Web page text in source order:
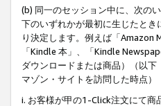
(b) 同一のセッション中に、次の
下のいずれかが最初に生じたと
り決定します。例えば「Amazon
「Kindle 本」、「Kindle
ダウンロードまたは商品）（以下
マゾン・サイトを訪問した時点）
i. お客様が甲の1-Click注文にて商